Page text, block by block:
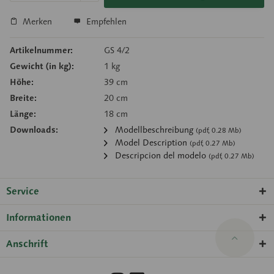
Merken Empfehlen
Artikelnummer:
GS 4/2
Gewicht (in kg):
1 kg
Höhe:
39 cm
Breite:
20 cm
Länge:
18 cm
Downloads:
Modellbeschreibung (pdf, 0.28 Mb)
Model Description (pdf, 0.27 Mb)
Descripcion del modelo (pdf, 0.27 Mb)
Service
Informationen
Anschrift